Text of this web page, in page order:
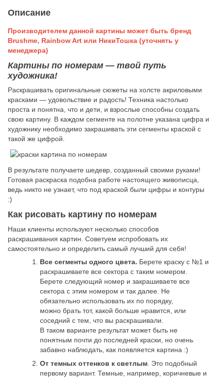
Описание
Производителем данной картины может быть бренд
Brushme, Rainbow Art или НикиТошка (уточнять у
менеджера)
Картины по номерам — твой путь
художника!
Раскрашивать оригинальные сюжеты на холсте акриловыми
красками — удовольствие и радость! Техника настолько
проста и понятна, что и дети, и взрослые способны создать
свою картину. В каждом сегменте на полотне указана цифра и
художнику необходимо закрашивать эти сегменты краской с
такой же цифрой.
В результате получаете шедевр, созданный своими руками!
Готовая раскраска подобна работе настоящего живописца,
ведь никто не узнает, что под краской были цифры и контуры
:)
Как рисовать картину по номерам
Наши клиенты используют несколько способов
раскрашивания картин. Советуем испробовать их
самостоятельно и определить самый лучший для себя!
Все сегменты одного цвета. Берете краску с №1 и
раскрашиваете все сектора с таким номером.
Берете следующий номер и закрашиваете все
сектора с этим номером и так далее. Не
обязательно использовать их по порядку,
можно брать тот, какой больше нравится, или
соседний с тем, что вы раскрашивали.
В таком варианте результат может быть не
понятным почти до последней краски, но очень
забавно наблюдать, как появляется картина :)
От темных оттенков к светлым . Это подобный
первому вариант. Темные, например, коричневые и